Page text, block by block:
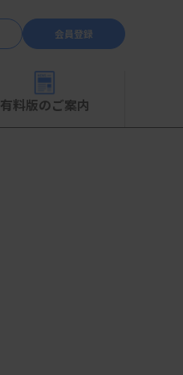
会員登録
有料版のご案内